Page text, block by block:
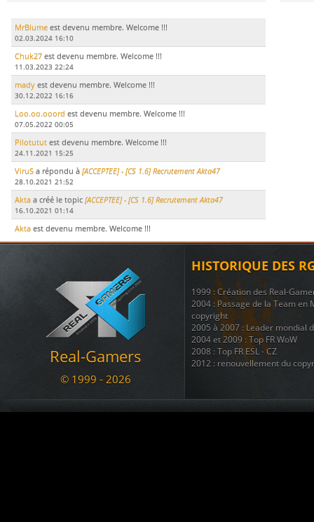
MrBlume est devenu membre. Welcome !!!
02.03.2024 16:10
Chuk27 est devenu membre. Welcome !!!
11.03.2023 22:24
mady est devenu membre. Welcome !!!
30.12.2022 16:16
Loo.oo.ooord est devenu membre. Welcome !!!
07.05.2022 00:05
Pilotutut est devenu membre. Welcome !!!
24.11.2021 15:25
ViruS a répondu à [ACCEPTEE] - [CS 1.6] Recrutement Akta47
28.10.2021 21:52
Akta a créé le topic [ACCEPTEE] - [CS 1.6] Recrutement Akta47
16.10.2021 01:14
Akta est devenu membre. Welcome !!!
Le Marsouina créé le topicban
17.11.2020 21:51
a créé le topic BAN
05.11.2020 17:07
[RG - LOL] vs. NyanTrain
02.11.2020 12:56
02.11.2020 12:43
KADOZERRest devenu membre. Welcome !!!
30.08.2020 12:38
Real-Gamers
© 1999 - 2026
HISTORIQUE DES
1999 : Création des Real-
2004 : Passage de la Team
copyright
2005 à 2007 : Leader mondial
2004 et 2009 : Top FR WoW
2008 : Top FR ESL - CZ
2012 : renouvellement du
regroupant 8 autres sites (
ainsi que + d'une douzaine de